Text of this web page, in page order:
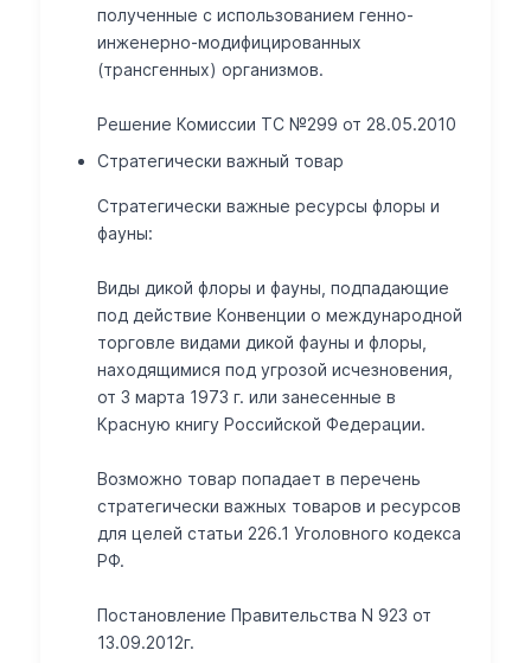
полученные с использованием генно-
инженерно-модифицированных
(трансгенных) организмов.
Решение Комиссии ТС №299 от 28.05.2010
Стратегически важный товар
Стратегически важные ресурсы флоры и
фауны:
Виды дикой флоры и фауны, подпадающие
под действие Конвенции о международной
торговле видами дикой фауны и флоры,
находящимися под угрозой исчезновения,
от 3 марта 1973 г. или занесенные в
Красную книгу Российской Федерации.
Возможно товар попадает в перечень
стратегически важных товаров и ресурсов
для целей статьи 226.1 Уголовного кодекса
РФ.
Постановление Правительства N 923 от
13.09.2012г.